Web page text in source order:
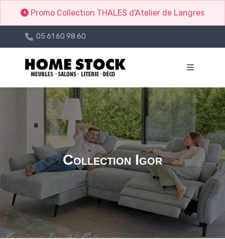
Promo Collection THALES d'Atelier de Langres
05 61 60 98 60
Collection Igor